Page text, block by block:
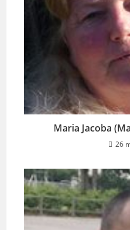
Maria Jacoba
26